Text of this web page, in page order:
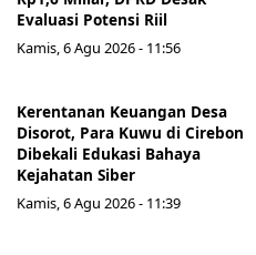
Evaluasi Potensi Riil
Kamis, 6 Agu 2026 - 11:56
Kerentanan Keuangan Desa
Disorot, Para Kuwu di Cirebon
Dibekali Edukasi Bahaya
Kejahatan Siber
Kamis, 6 Agu 2026 - 11:39